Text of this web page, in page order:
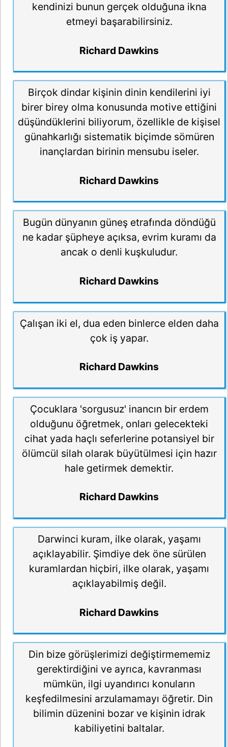
kendinizi bunun gerçek olduğuna ikna
etmeyi başarabilirsiniz.
Richard Dawkins
Birçok dindar kişinin dinin kendilerini iyi
birer birey olma konusunda motive ettiğini
düşündüklerini biliyorum, özellikle de kişisel
günahkarlığı sistematik biçimde sömüren
inançlardan birinin mensubu iseler.
Richard Dawkins
Bugün dünyanın güneş etrafında döndüğü
ne kadar şüpheye açıksa, evrim kuramı da
ancak o denli kuşkuludur.
Richard Dawkins
Çalışan iki el, dua eden binlerce elden daha
çok iş yapar.
Richard Dawkins
Çocuklara 'sorgusuz' inancın bir erdem
olduğunu öğretmek, onları gelecekteki
cihat yada haçlı seferlerine potansiyel bir
ölümcül silah olarak büyütülmesi için hazır
hale getirmek demektir.
Richard Dawkins
Darwinci kuram, ilke olarak, yaşamı
açıklayabilir. Şimdiye dek öne sürülen
kuramlardan hiçbiri, ilke olarak, yaşamı
açıklayabilmiş değil.
Richard Dawkins
Din bize görüşlerimizi değiştirmememiz
gerektirdiğini ve ayrıca, kavranması
mümkün, ilgi uyandırıcı konuların
keşfedilmesini arzulamamayı öğretir. Din
bilimin düzenini bozar ve kişinin idrak
kabiliyetini baltalar.